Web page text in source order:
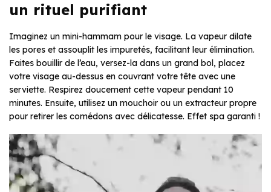
un rituel purifiant
Imaginez un mini-hammam pour le visage. La vapeur dilate
les pores et assouplit les impuretés, facilitant leur élimination.
Faites bouillir de l’eau, versez-la dans un grand bol, placez
votre visage au-dessus en couvrant votre tête avec une
serviette. Respirez doucement cette vapeur pendant 10
minutes. Ensuite, utilisez un mouchoir ou un extracteur propre
pour retirer les comédons avec délicatesse. Effet spa garanti !